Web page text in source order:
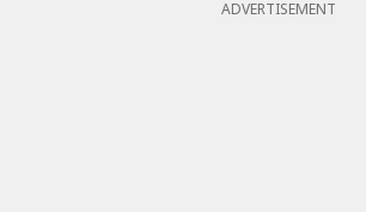
ADVERTISEMENT